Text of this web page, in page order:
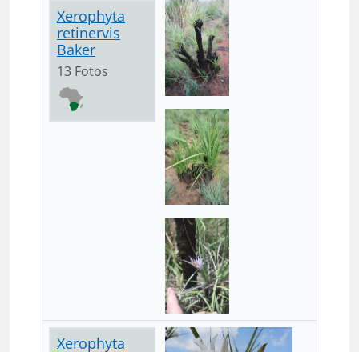
Xerophyta
retinervis
Baker
13 Fotos
Xerophyta